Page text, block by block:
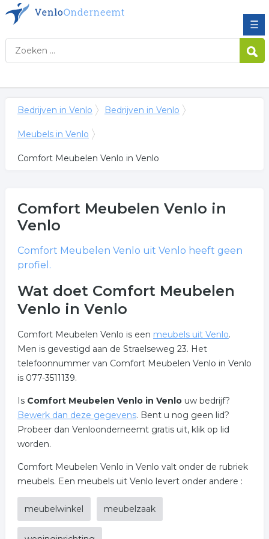
☰
Bedrijven in Venlo Bedrijven in Venlo
Meubels in Venlo
Comfort Meubelen Venlo in Venlo
Comfort Meubelen Venlo in
Venlo
Comfort Meubelen Venlo uit Venlo heeft geen
profiel.
Wat doet Comfort Meubelen
Venlo in Venlo
Comfort Meubelen Venlo is een meubels uit Venlo.
Men is gevestigd aan de Straelseweg 23. Het
telefoonnummer van Comfort Meubelen Venlo in Venlo
is 077-3511139.
Is Comfort Meubelen Venlo in Venlouw bedrijf?
Bewerk dan deze gegevens. Bent u nog geen lid?
Probeer dan Venloonderneemt gratis uit, klik op lid
worden.
Comfort Meubelen Venlo in Venlo valt onder de rubriek
meubels. Een meubels uit Venlo levert onder andere :
meubelwinkel meubelzaak